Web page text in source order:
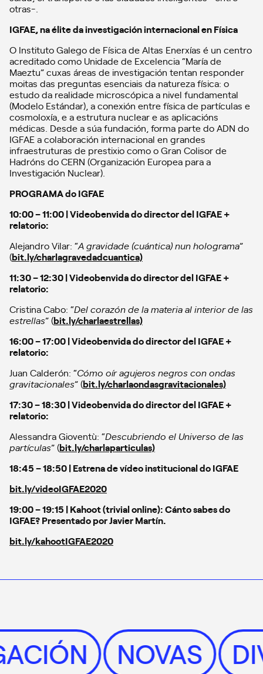
otras-.
IGFAE, na élite da investigación internacional en Física
O Instituto Galego de Física de Altas Enerxías é un centro
acreditado como Unidade de Excelencia “María de
Maeztu” cuxas áreas de investigación tentan responder
moitas das preguntas esenciais da natureza física: o
estudo da realidade microscópica a nivel fundamental
(Modelo Estándar), a conexión entre física de partículas e
cosmoloxía, e a estrutura nuclear e as aplicacións
médicas. Desde a súa fundación, forma parte do ADN do
IGFAE a colaboración internacional en grandes
infraestruturas de prestixio como o Gran Colisor de
Hadróns do CERN (Organización Europea para a
Investigación Nuclear).
PROGRAMA do IGFAE
10:00 – 11:00 |Videobenvida do director del IGFAE +
relatorio:
Alejandro Vilar: “A gravidade (cuántica) nun holograma”
(bit.ly/charlagravedadcuantica)
11:30 – 12:30 | Videobenvida do director del IGFAE +
relatorio:
Cristina Cabo: “Del corazón de la materia al interior de las
estrellas” (bit.ly/charlaestrellas)
16:00 – 17:00 | Videobenvida do director del IGFAE +
relatorio:
Juan Calderón: “Cómo oír agujeros negros con ondas
gravitacionales” (bit.ly/charlaondasgravitacionales)
17:30 – 18:30 | Videobenvida do director del IGFAE +
relatorio:
Alessandra Gioventù: “Descubriendo el Universo de las
partículas” (bit.ly/charlaparticulas)
18:45 – 18:50 |Estrena de vídeo institucional do IGFAE
bit.ly/videoIGFAE2020
19:00 – 19:15 |Kahoot (trivial online): Cánto sabes do
IGFAE? Presentado por Javier Martín.
bit.ly/kahootIGFAE2020
NOVAS